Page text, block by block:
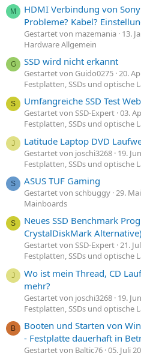
M
HDMI Verbindung von
Probleme? Kabel?
Gestartet von mazemania 13.
Hardware Allgemein
G SSD wird nicht erkannt
Gestartet von Guido0275 20.
Festplatten, SSDs und optische
S Umfangreiche SSD Test
Gestartet von SSD-Expert 03.
Festplatten, SSDs und optische
J Latitude Laptop DVD
Gestartet von joschi3268 19.
Festplatten, SSDs und optische
S ASUS TUF Gaming
Gestartet von schbuggy 29.
Mainboards
S
Neues SSD Benchmark
CrystalDiskMark Alternative)
Gestartet von SSD-Expert 21.
Festplatten, SSDs und optische
J
Wo ist mein Thread, CD
mehr?
Gestartet von joschi3268 19.
Festplatten, SSDs und optische
B
Booten und Starten von
- Festplatte dauerhaft in
Gestartet von Baltic76 05. Juli